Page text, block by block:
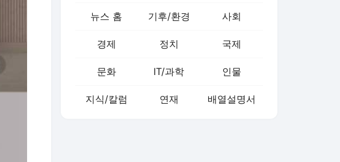
뉴스 홈 기후/환경 사회
경제 정치 국제
문화 IT/과학 인물
지식/칼럼 연재 배열설명서